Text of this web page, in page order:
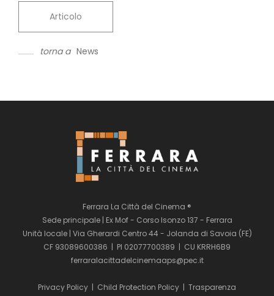
Articolo
torna a News
Ferrara La Città del Cinema ®
Sede principale | Ex Mof - Corso Isonzo 137 - Ferrara
Unità locale | Via Gherardi Centro 44 - Jolanda di Savoia (FE)
CF 93089600386 | PI 02077700389 | CU KRRH6B9
ferraralacittadelcinemaaps@pec.it
Privacy Policy | Child Protection Policy | Trasparenza